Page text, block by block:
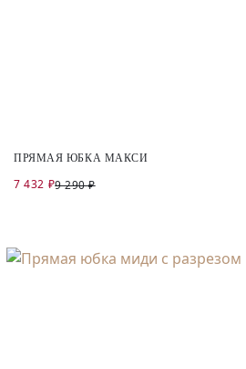
ПРЯМАЯ ЮБКА МАКСИ
7 432 ₽9 290 ₽